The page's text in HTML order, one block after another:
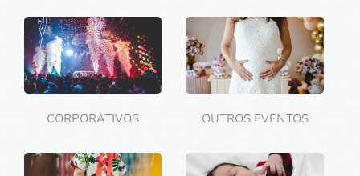
CORPORATIVOS OUTROS EVENTOS